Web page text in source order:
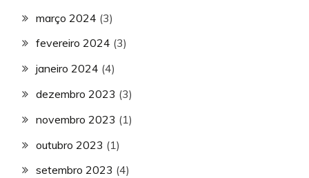
março 2024 (3)
fevereiro 2024 (3)
janeiro 2024 (4)
dezembro 2023 (3)
novembro 2023 (1)
outubro 2023 (1)
setembro 2023 (4)